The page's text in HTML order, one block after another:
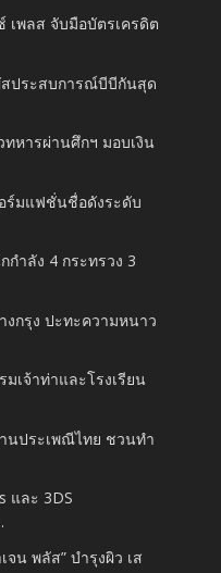
เพลส จับมือบัตรเครดิต
ประสบการณ์บีบีกันสุด
หารผ่านศึกฯ มอบเงิน
ร์มแฟชั่นชื่อดังระดับ
ำลัง 4 กระทรวง 3
กรุง ปะทะความหนาว
มเจ้าท่าและโรงเรียน
นประเพณีไทย ชวนทำ
และ 3DS
จน พลัส” บำรุงผิว เส